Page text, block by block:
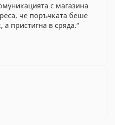
с магазина
че поръчката беше
а пристигна в сряда.